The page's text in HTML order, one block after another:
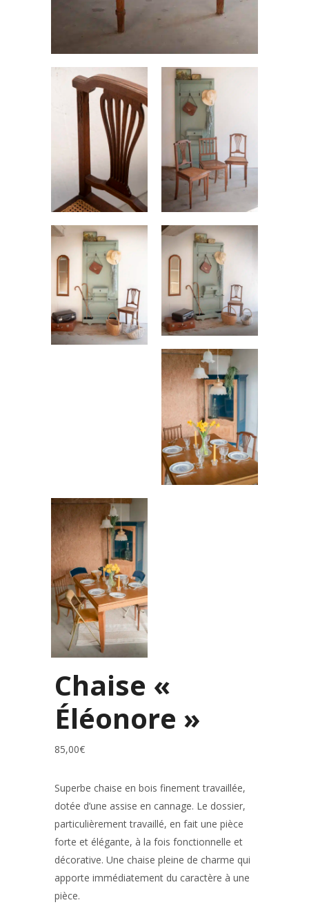
Chaise «
Éléonore »
85,00€
Superbe chaise en bois finement travaillée,
dotée d’une assise en cannage. Le dossier,
particulièrement travaillé, en fait une pièce
forte et élégante, à la fois fonctionnelle et
décorative. Une chaise pleine de charme qui
apporte immédiatement du caractère à une
pièce.